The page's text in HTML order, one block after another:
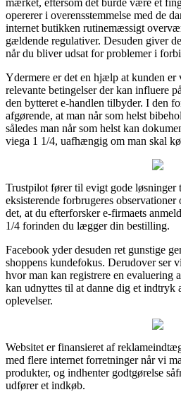
opererer i overensstemmelse med de
internet butikken rutinemæssigt
gældende regulativer. Desuden giver
når du bliver udsat for problemer i
Ydermere er det en hjælp at kunden er
relevante betingelser der kan influere
den bytteret e-handlen tilbyder. I den
afgørende, at man når som helst
således man når som helst kan
viega 1 1/4, uafhængig om man skal
Trustpilot fører til evigt gode løsninger
eksisterende forbrugeres
det, at du efterforsker e-firmaets
1/4 forinden du lægger din bestilling.
Facebook yder desuden ret gunstige
shoppens kundefokus. Derudover ser
hvor man kan registrere en evaluering
kan udnyttes til at danne dig et indtryk
oplevelser.
Websitet er finansieret af
med flere internet forretninger når vi
produkter, og indhenter godtgørelse
udfører et indkøb.